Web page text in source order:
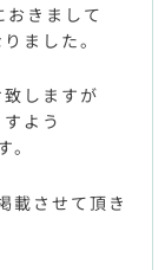
きまして
ました。
しますが
よう
載させて頂き